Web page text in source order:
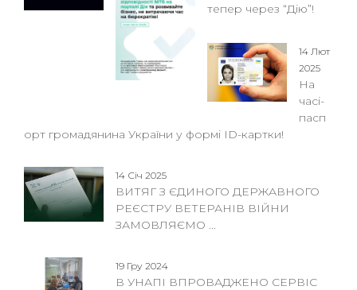
тепер через “Дію”!
14 Лют
2025
На
часі-
пасп
орт громадянина України у формі ID-картки!
14 Січ 2025
ВИТЯГ З ЄДИНОГО ДЕРЖАВНОГО
РЕЄСТРУ ВЕТЕРАНІВ ВІЙНИ
ЗАМОВЛЯЄМО ...
19 Гру 2024
В УНАПІ ВПРОВАДЖЕНО СЕРВІС